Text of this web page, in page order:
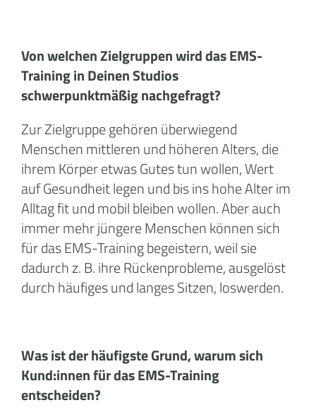
Von welchen Zielgruppen wird das EMS-
Training in Deinen Studios
schwerpunktmäßig nachgefragt?
Zur Zielgruppe gehören überwiegend
Menschen mittleren und höheren Alters, die
ihrem Körper etwas Gutes tun wollen, Wert
auf Gesundheit legen und bis ins hohe Alter im
Alltag fit und mobil bleiben wollen. Aber auch
immer mehr jüngere Menschen können sich
für das EMS-Training begeistern, weil sie
dadurch z. B. ihre Rückenprobleme, ausgelöst
durch häufiges und langes Sitzen, loswerden.
Was ist der häufigste Grund, warum sich
Kund:innen für das EMS-Training
entscheiden?